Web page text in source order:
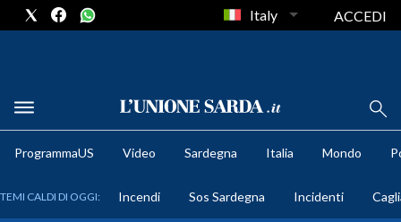
METEO
Italy ACCEDI
ProgrammaUS Video Sardegna Italia Mondo
TEMI CALDI DI OGGI: Incendi Sos Sardegna Incidenti